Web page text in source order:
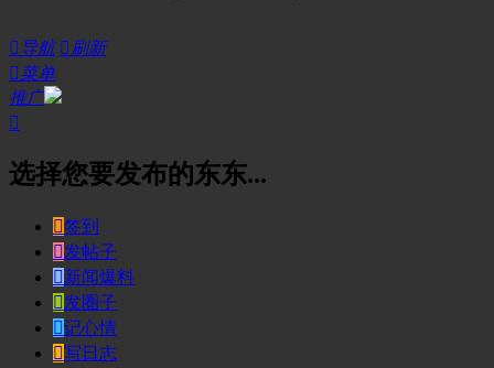
导航  刷新
菜单
推广

选择您要发布的东东...
签到
发帖子
新闻爆料
发圈子
记心情
写日志